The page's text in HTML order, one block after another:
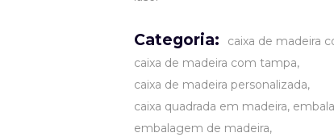
Categoria:
caixa de madeira
caixa de madeira com tampa
caixa de madeira personalizada
caixa quadrada em madeira
embalagem de madeira